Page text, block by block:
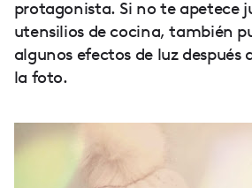
protagonista. Si no te apetece
utensilios de cocina, también
algunos efectos de luz después
la foto.